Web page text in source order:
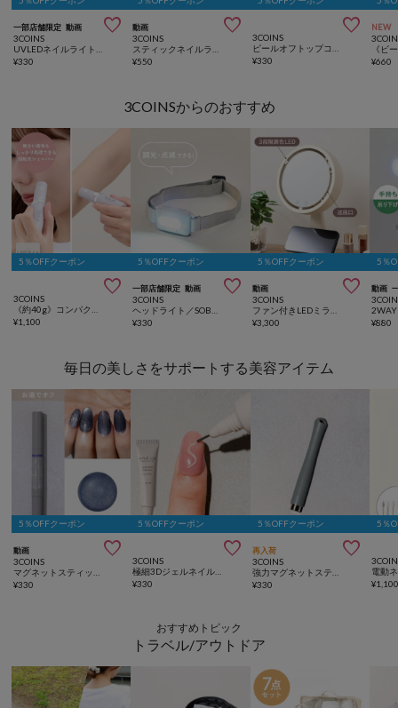
一部店舗限定 動画 
3COINS
¥330
動画 
3COINS
¥550

3COINS
¥330
NEW
¥660
3COINSからのおすすめ
5％OFFクーポン

3COINS
¥1,100
5％OFFクーポン
一部店舗限定 動画 
3COINS
¥330
5％OFFクーポン
動画 
3COINS
¥3,300
5％
動画
¥880
毎日の美しさをサポートする美容アイテム
5％OFFクーポン
動画 
3COINS
¥330
5％OFFクーポン

3COINS
¥330
5％OFFクーポン
再入荷 
3COINS
¥330
5％
¥
おすすめトピック
トラベル/アウトドア